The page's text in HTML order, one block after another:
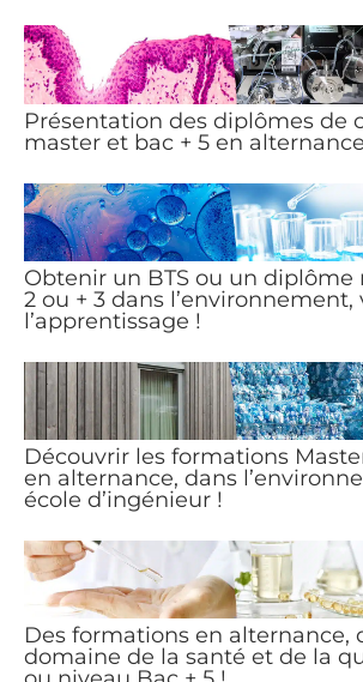
Présentation des diplômes de
master et bac + 5 en alternance
Obtenir un BTS ou un diplôme
2 ou + 3 dans l’environnement,
l’apprentissage !
Découvrir les formations
en alternance, dans
école d’ingénieur !
Des formations en alternance,
domaine de la santé et de la